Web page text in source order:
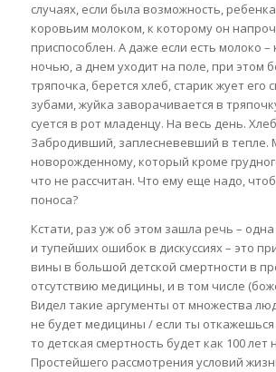
случаях, если была возможность,
коровьим молоком, к которому он
приспособлен. А даже если есть молоко –
ночью, а днем уходит на поле, при этом
тряпочка, берется хлеб, старик жует его
зубами, жуйка заворачивается в
суется в рот младенцу. На весь день.
Забродивший, заплесневевший в тепле.
новорожденному, который кроме
что не рассчитан. Что ему еще надо,
поноса?
Кстати, раз уж об этом зашла речь –
и тупейших ошибок в дискуссиях – это
вины в большой детской смертности в
отсутствию медицины, и в том числе
Видел такие аргументы от множества
не будет медицины / если ты
то детская смертность будет как 100 лет
Простейшего рассмотрения условий